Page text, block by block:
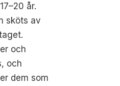
år.
sköts av
och
och
dem som